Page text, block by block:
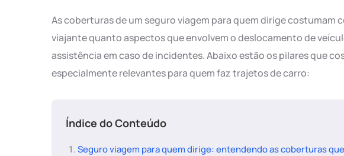
As coberturas de um seguro viagem para quem dirige
viajante quanto aspectos que envolvem o deslocamento de
assistência em caso de incidentes. Abaixo estão os pilares que
especialmente relevantes para quem faz trajetos de carro:
Índice do Conteúdo
Seguro viagem para quem dirige: entendendo as coberturas